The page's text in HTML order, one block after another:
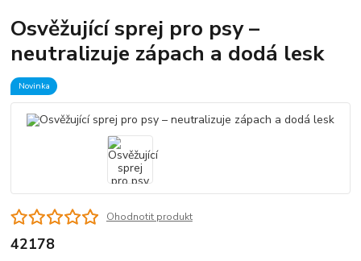
Osvěžující sprej pro psy –
neutralizuje zápach a dodá lesk
Novinka
Ohodnotit produkt
42178